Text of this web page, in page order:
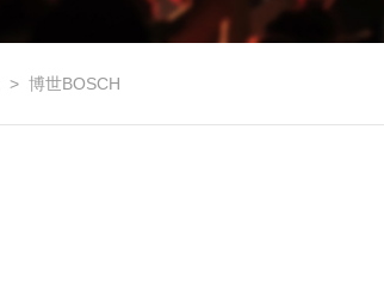
博世BOSCH